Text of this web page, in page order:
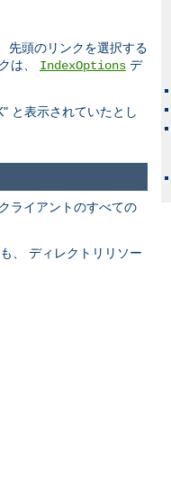
先頭のリンクを選択する
は、 IndexOptions デ
と表示されていたとし
ライアントのすべての
、 ディレクトリリソー